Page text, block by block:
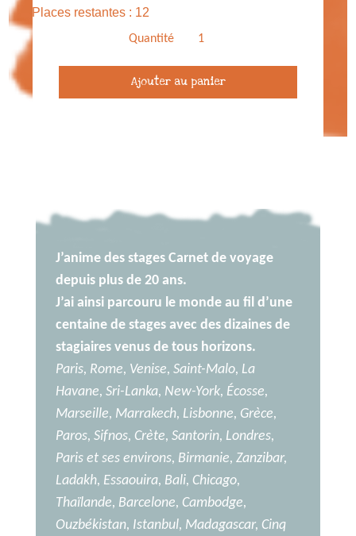
Places restantes : 12
Quantité
quantité
de
Monopoli
(Italie,
Pouilles)
Ajouter au panier
J’anime des stages Carnet de voyage
depuis plus de 20 ans.
J’ai ainsi parcouru le monde au fil d’une
centaine de stages avec des dizaines de
stagiaires venus de tous horizons.
Paris, Rome, Venise, Saint-Malo, La
Havane, Sri-Lanka, New-York, Écosse,
Marseille, Marrakech, Lisbonne, Grèce,
Paros, Sifnos, Crète, Santorin, Londres,
Paris et ses environs, Birmanie, Zanzibar,
Ladakh, Essaouira, Bali, Chicago,
Thaïlande, Barcelone, Cambodge,
Ouzbékistan, Istanbul, Madagascar, Cinq